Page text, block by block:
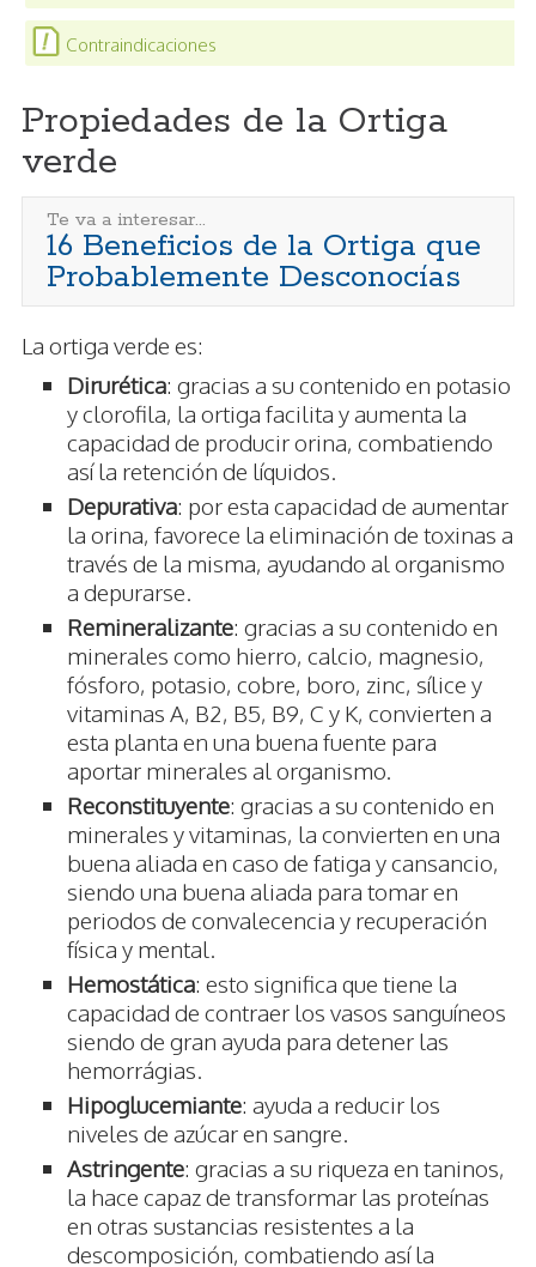
Contraindicaciones
Propiedades de la Ortiga
verde
Te va a interesar...
16 Beneficios de la Ortiga que
Probablemente Desconocías
La ortiga verde es:
Dirurética: gracias a su contenido en potasio
y clorofila, la ortiga facilita y aumenta la
capacidad de producir orina, combatiendo
así la retención de líquidos.
Depurativa: por esta capacidad de aumentar
la orina, favorece la eliminación de toxinas a
través de la misma, ayudando al organismo
a depurarse.
Remineralizante: gracias a su contenido en
minerales como hierro, calcio, magnesio,
fósforo, potasio, cobre, boro, zinc, sílice y
vitaminas A, B2, B5, B9, C y K, convierten a
esta planta en una buena fuente para
aportar minerales al organismo.
Reconstituyente: gracias a su contenido en
minerales y vitaminas, la convierten en una
buena aliada en caso de fatiga y cansancio,
siendo una buena aliada para tomar en
periodos de convalecencia y recuperación
física y mental.
Hemostática: esto significa que tiene la
capacidad de contraer los vasos sanguíneos
siendo de gran ayuda para detener las
hemorrágias.
Hipoglucemiante: ayuda a reducir los
niveles de azúcar en sangre.
Astringente: gracias a su riqueza en taninos,
la hace capaz de transformar las proteínas
en otras sustancias resistentes a la
descomposición, combatiendo así la